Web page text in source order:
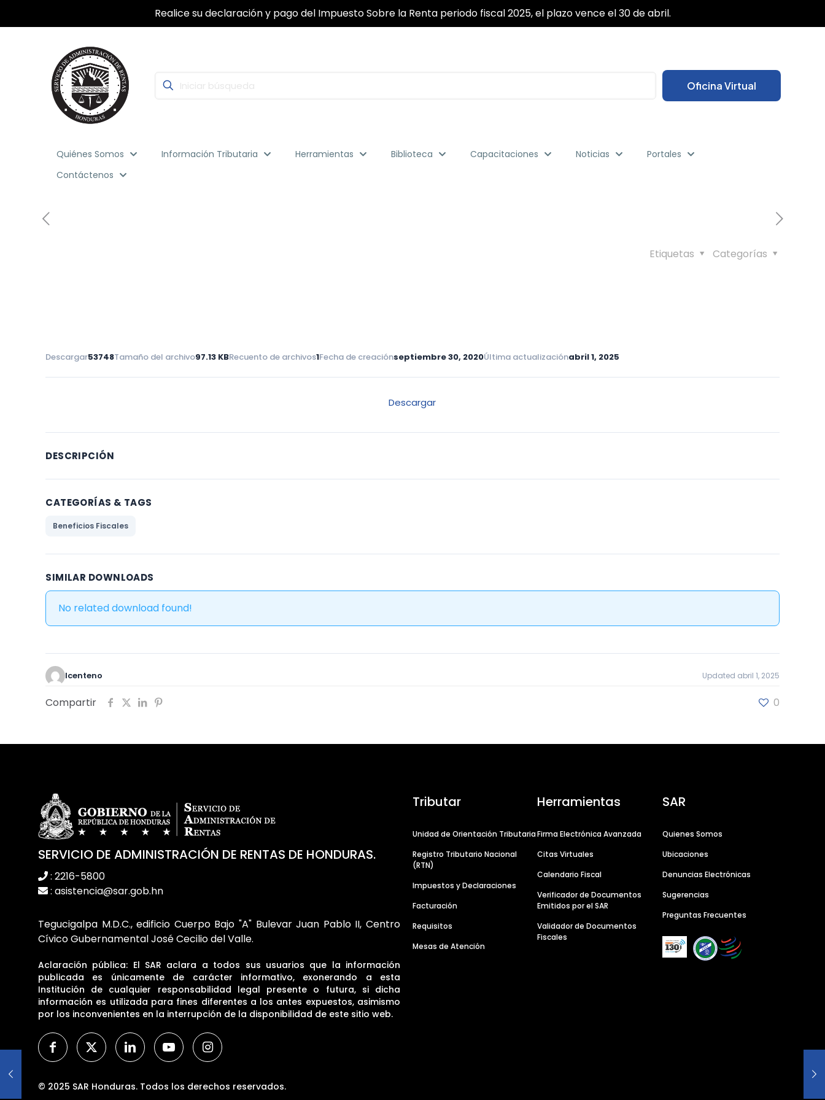
Realice su declaración y pago del Impuesto Sobre la Renta periodo fiscal 2025, el plazo vence el 30 de abril.
Oficina Virtual
Quiénes Somos Información Tributaria Herramientas Biblioteca Capacitaciones Noticias
Portales
Contáctenos
Categorías
Etiquetas
Descargar53748Tamaño del archivo97.13 KBRecuento de archivos1Fecha de creaciónseptiembre 30, 2020Última actualizaciónabril 1, 2025
Descargar
DESCRIPCIÓN
CATEGORÍAS & TAGS
Beneficios Fiscales
SIMILAR DOWNLOADS
No related download found!
lcenteno Updated abril 1, 2025
Compartir 0
SERVICIO DE ADMINISTRACIÓN DE RENTAS DE HONDURAS.
: 2216-5800
: asistencia@sar.gob.hn
Tegucigalpa M.D.C., edificio Cuerpo Bajo "A" Bulevar Juan Pablo II, Centro
Cívico Gubernamental José Cecilio del Valle.
Aclaración pública: El SAR aclara a todos sus usuarios que la información
publicada es únicamente de carácter informativo, exonerando a esta
Institución de cualquier responsabilidad legal presente o futura, si dicha
información es utilizada para fines diferentes a los antes expuestos, asimismo
por los inconvenientes en la interrupción de la disponibilidad de este sitio web.
Tributar
Unidad de Orientación Tributaria
Registro Tributario Nacional
(RTN)
Impuestos y Declaraciones
Facturación
Requisitos
Mesas de Atención
Herramientas
Firma Electrónica Avanzada
Citas Virtuales
Calendario Fiscal
Verificador de Documentos
Emitidos por el SAR
Validador de Documentos
Fiscales
SAR
Quienes Somos
Ubicaciones
Denuncias Electrónicas
Sugerencias
Preguntas Frecuentes
© 2025 SAR Honduras. Todos los derechos reservados.